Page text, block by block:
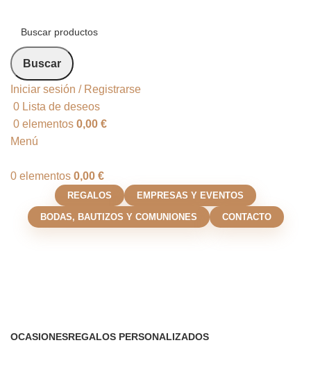
Buscar
Iniciar sesión / Registrarse
0 Lista de deseos
0 elementos 0,00 €
Menú
0 elementos 0,00 €
REGALOS EMPRESAS Y EVENTOS
BODAS, BAUTIZOS Y COMUNIONES CONTACTO
OCASIONESREGALOS PERSONALIZADOS